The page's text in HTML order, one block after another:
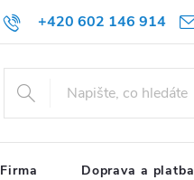
+420 602 146 914
Firma Doprava a platba